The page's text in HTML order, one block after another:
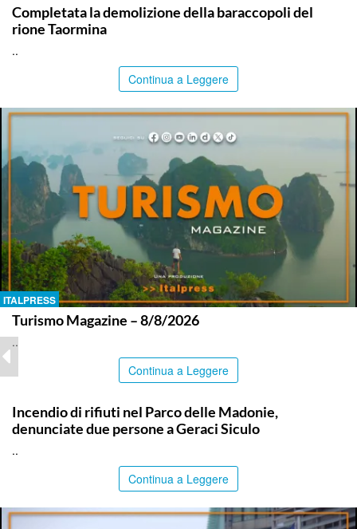
Completata la demolizione della baraccopoli del
rione Taormina
..
Continua a Leggere
ITALPRESS
Turismo Magazine – 8/8/2026
..
Continua a Leggere
Incendio di rifiuti nel Parco delle Madonie,
denunciate due persone a Geraci Siculo
..
Continua a Leggere